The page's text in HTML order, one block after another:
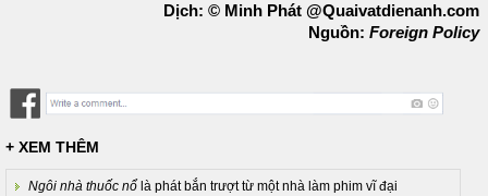
Dịch: © Minh Phát @Quaivatdienanh.com
Nguồn: Foreign Policy
+ XEM THÊM
Ngôi nhà thuốc nổ là phát bắn trượt từ một nhà làm phim vĩ đại